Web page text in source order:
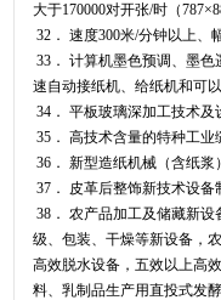
大于170000对开张/时（
32． 速度300米/分钟以上、
33． 计算机墨色预调、墨
速自动接纸机、给纸机和可
34． 平板玻璃深加工技术及
35． 高技术含量的特种工业
36． 新型造纸机械（含纸浆
37． 皮革后整饰新技术设备
38． 农产品加工及储藏新
级、包装、干燥等新设备，
高效脱水设备，五效以上高
料、乳制品生产用直投式发